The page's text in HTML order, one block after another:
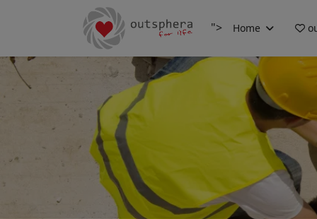
"> Home